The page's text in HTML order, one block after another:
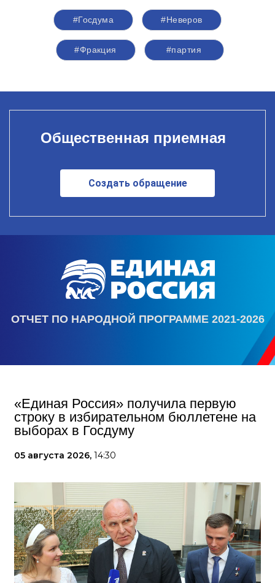
#Госдума #Неверов
#Фракция #партия
Общественная приемная
Создать обращение
ОТЧЕТ ПО НАРОДНОЙ ПРОГРАММЕ 2021-2026
«Единая Россия» получила первую
строку в избирательном бюллетене на
выборах в Госдуму
05 августа 2026, 14:30